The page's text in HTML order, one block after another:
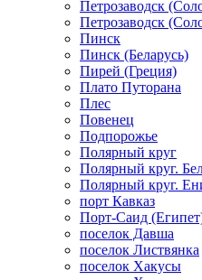
Петрозаводск
Петрозаводск
Пинск
Пинск (Беларусь)
Пирей (Греция)
Плато Путорана
Плес
Повенец
Подпорожье
Полярный круг
Полярный круг.
Полярный круг.
порт Кавказ
Порт-Саид
поселок Давша
поселок Листвянка
поселок Хакусы